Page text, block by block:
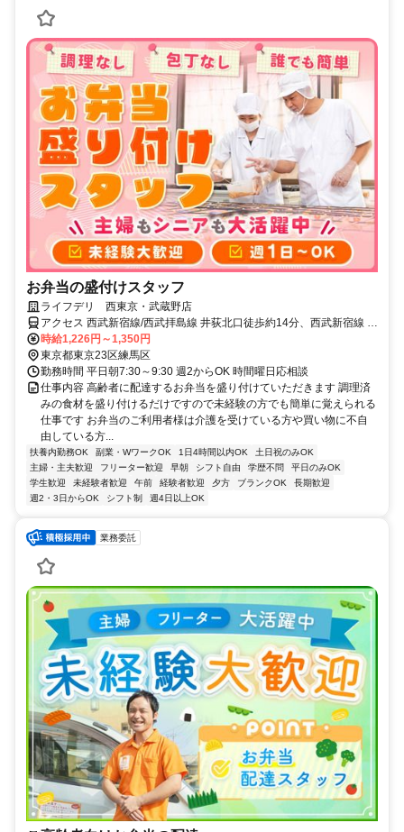
お弁当の盛付けスタッフ
ライフデリ 西東京・武蔵野店
アクセス 西武新宿線/西武拝島線 井荻北口徒歩約14分、西武新宿線 上
井草北口徒歩約16分、西武池袋線/西武有楽町線 石神井公園南口徒歩
約17分 井荻駅徒歩14分
時給1,226円～1,350円
東京都東京23区練馬区
勤務時間 平日朝7:30～9:30 週2からOK 時間曜日応相談
仕事内容 高齢者に配達するお弁当を盛り付けていただきます 調理済
みの食材を盛り付けるだけですので未経験の方でも簡単に覚えられる
仕事です お弁当のご利用者様は介護を受けている方や買い物に不自
由している方...
扶養内勤務OK 副業・WワークOK 1日4時間以内OK
土日祝のみOK
主婦・主夫歓迎
フリーター歓迎 早朝 シフト自由 学歴不問
平日のみOK
学生歓迎
未経験者歓迎 午前 経験者歓迎 夕方 ブランクOK
長期歓迎
週2・3日からOK
シフト制 週4日以上OK
業務委託